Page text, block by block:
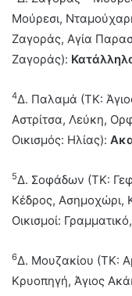
Μούρεσι,
Ζαγοράς, Αγία
Ζαγοράς):
4Δ. Παλαμά (ΤΚ:
Αστρίτσα, Λεύκη,
Οικισμός: Ηλίας):
5Δ. Σοφάδων (ΤΚ:
Κέδρος, Ασημοχώρι,
Οικισμοί:
6Δ. Μουζακίου (ΤΚ:
Κρυοπηγή, Άγιος